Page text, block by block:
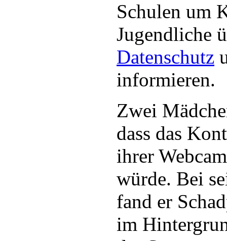
Schulen um
Jugendliche
Datenschutz
informieren.
Zwei
dass das
ihrer
würde. Bei
fand er
im